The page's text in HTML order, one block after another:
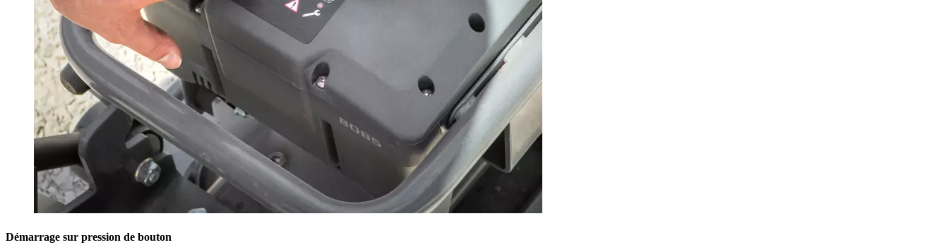
Démarrage sur pression de bouton